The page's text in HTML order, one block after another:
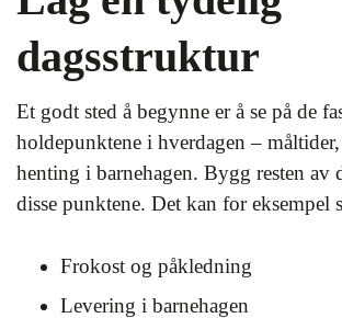
dagsstruktur
Et godt sted å begynne er å se på de
holdepunktene i hverdagen –
henting i barnehagen. Bygg resten av
disse punktene. Det kan for eksempel
Frokost og påkledning
Levering i barnehagen